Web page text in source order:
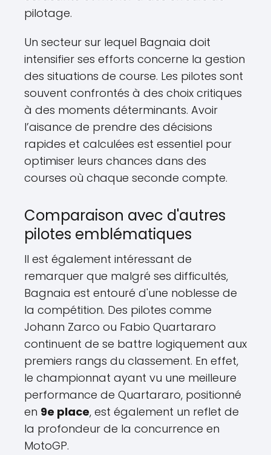
pilotage.
Un secteur sur lequel Bagnaia doit
intensifier ses efforts concerne la gestion
des situations de course. Les pilotes sont
souvent confrontés à des choix critiques
à des moments déterminants. Avoir
l’aisance de prendre des décisions
rapides et calculées est essentiel pour
optimiser leurs chances dans des
courses où chaque seconde compte.
Comparaison avec d'autres
pilotes emblématiques
Il est également intéressant de
remarquer que malgré ses difficultés,
Bagnaia est entouré d'une noblesse de
la compétition. Des pilotes comme
Johann Zarco ou Fabio Quartararo
continuent de se battre logiquement aux
premiers rangs du classement. En effet,
le championnat ayant vu une meilleure
performance de Quartararo, positionné
en 9e place, est également un reflet de
la profondeur de la concurrence en
MotoGP.